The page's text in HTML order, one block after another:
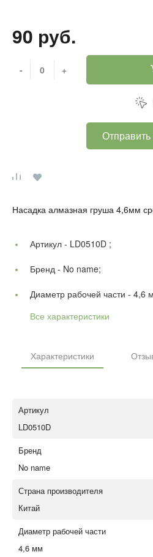
90 руб.
- +
Отправить
Насадка алмазная груша 4,6мм
Артикул - LD0510D ;
Бренд - No name;
Диаметр рабочей части - 4,6
Все характеристики
Характеристики
Артикул
LD0510D
Бренд
No name
Страна производителя
Китай
Диаметр рабочей части
4,6 мм